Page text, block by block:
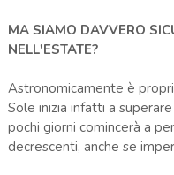
MA SIAMO DAVVERO
NELL'ESTATE?
Astronomicamente è
Sole inizia infatti a
pochi giorni comincerà a
decrescenti, anche se